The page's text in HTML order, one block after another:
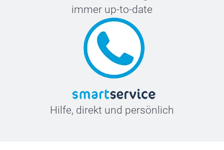
immer up-to-date
Hilfe, direkt und persönlich